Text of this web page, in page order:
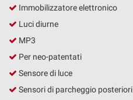
Immobilizzatore elettronico
Luci diurne
MP3
Per neo-patentati
Sensore di luce
Sensori di parcheggio posteriori
cookie
Salva
le